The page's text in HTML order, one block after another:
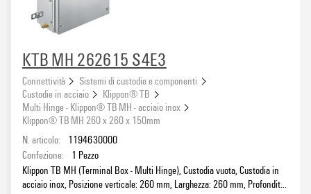
KTB MH 262615 S4E3
Connettività
Sistemi di custodie e componenti
Custodie in acciaio
Klippon® TB
Multi Hinge - Klippon® TB MH - acciaio inox
Klippon® TB MH 260 x 260 x 150mm
N. articolo:
1194630000
Confezione:
1 Pezzo
Klippon TB MH (Terminal Box - Multi Hinge), Custodia vuota, Custodia in
acciaio inox, Posizione verticale: 260 mm, Larghezza: 260 mm, Profondità: